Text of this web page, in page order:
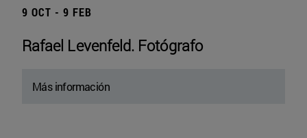
9 OCT - 9 FEB
Rafael Levenfeld. Fotógrafo
Más información